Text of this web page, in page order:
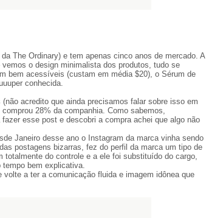
The Ordinary) e tem apenas cinco anos de mercado. A
o design minimalista dos produtos, tudo se
bem acessíveis (custam em média $20), o Sérum de
conhecida.
acredito que ainda precisamos falar sobre isso em
28% da companhia. Como sabemos,
esse post e descobri a compra achei que algo não
Janeiro desse ano o Instagram da marca vinha sendo
postagens bizarras, fez do perfil da marca um tipo de
do controle e a ele foi substituído do cargo,
bem explicativa.
a ter a comunicação fluida e imagem idônea que